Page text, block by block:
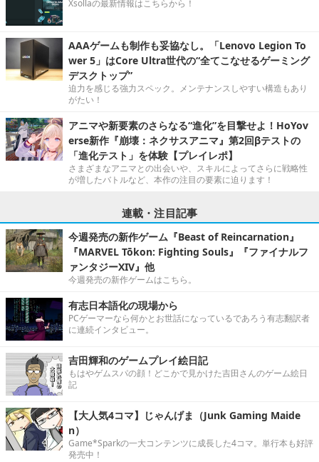
Xsollaの最新情報はこちらから！
AAAゲームも制作も妥協なし。「Lenovo Legion To
wer 5」はCore Ultra世代の“全てこなせるゲーミング
デスクトップ”
迫力を感じる強力スペック。メンテナンスしやすい構造もあり
がたい！
アニマや新要素のさらなる“進化”を目撃せよ！HoYov
erse新作『崩壊：ネクサスアニマ』第2回βテストの
「進化テスト」を体験【プレイレポ】
さまざまなアニマとの出会いや、スキルによってさらに戦略性
が増したバトルなど、本作の注目の要素に迫ります！
連載・注目記事
今週発売の新作ゲーム『Beast of Reincarnation』
『MARVEL Tōkon: Fighting Souls』『ファイナルフ
ァンタジーXIV』他
今週発売の新作ゲームはこちら。
有志日本語化の現場から
PCゲーマーなら何かとお世話になっているであろう有志翻訳者
に連続インタビュー。
吉田輝和のゲームプレイ絵日記
もはやゲムスパの顔！どこかで見かけた吉田さんのゲーム絵日
記
【大人気4コマ】じゃんげま（Junk Gaming Maide
n）
Game*Sparkの一大コンテンツに成長した4コマ。単行本も好評
発売中！